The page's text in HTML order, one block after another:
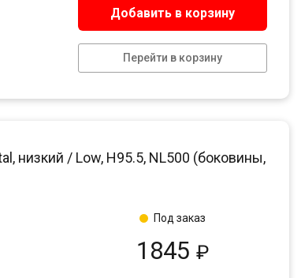
Добавить в корзину
Перейти в корзину
низкий / Low, H95.5, NL500 (боковины,
1845 ₽
Под заказ